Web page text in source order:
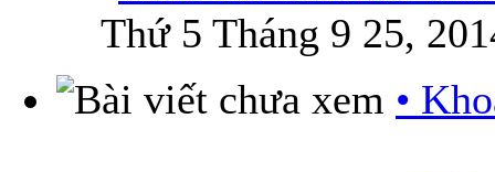
Thứ 5 Tháng 9 25,
•